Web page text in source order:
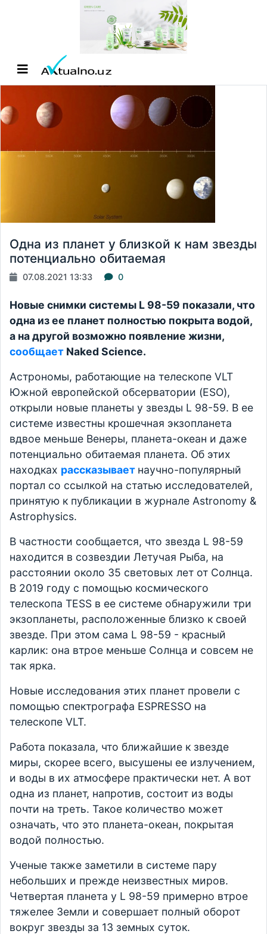
Одна из планет у близкой к нам звезды
потенциально обитаемая
07.08.2021 13:33 0
Новые снимки системы L 98-59 показали, что
одна из ее планет полностью покрыта водой,
а на другой возможно появление жизни,
сообщает Naked Science.
Астрономы, работающие на телескопе VLT
Южной европейской обсерватории (ESO),
открыли новые планеты у звезды L 98-59. В ее
системе известны крошечная экзопланета
вдвое меньше Венеры, планета-океан и даже
потенциально обитаемая планета. Об этих
находках рассказывает научно-популярный
портал со ссылкой на статью исследователей,
принятую к публикации в журнале Astronomy &
Astrophysics.
В частности сообщается, что звезда L 98-59
находится в созвездии Летучая Рыба, на
расстоянии около 35 световых лет от Солнца.
В 2019 году с помощью космического
телескопа TESS в ее системе обнаружили три
экзопланеты, расположенные близко к своей
звезде. При этом сама L 98-59 - красный
карлик: она втрое меньше Солнца и совсем не
так ярка.
Новые исследования этих планет провели с
помощью спектрографа ESPRESSO на
телескопе VLT.
Работа показала, что ближайшие к звезде
миры, скорее всего, высушены ее излучением,
и воды в их атмосфере практически нет. А вот
одна из планет, напротив, состоит из воды
почти на треть. Такое количество может
означать, что это планета-океан, покрытая
водой полностью.
Ученые также заметили в системе пару
небольших и прежде неизвестных миров.
Четвертая планета у L 98-59 примерно втрое
тяжелее Земли и совершает полный оборот
вокруг звезды за 13 земных суток.